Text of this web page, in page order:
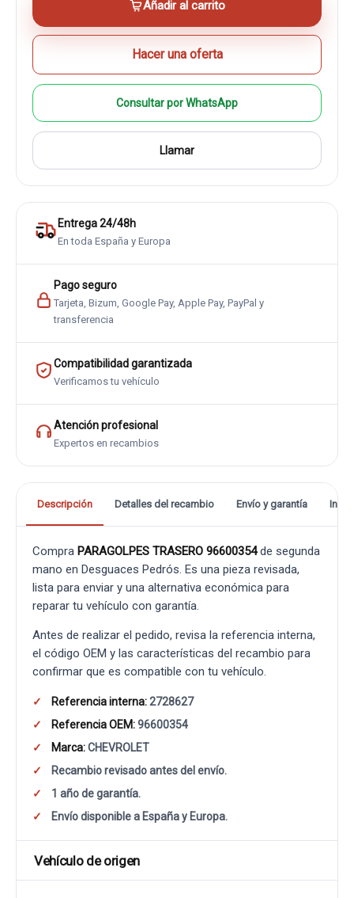
Añadir al carrito
Hacer una oferta
Consultar por WhatsApp
Llamar
Entrega 24/48h
En toda España y Europa
Pago seguro
Tarjeta, Bizum, Google Pay, Apple Pay, PayPal y
transferencia
Compatibilidad garantizada
Verificamos tu vehículo
Atención profesional
Expertos en recambios
Descripción Detalles del recambio Envío y garantía
Compra PARAGOLPES TRASERO 96600354de segunda
mano en Desguaces Pedrós. Es una pieza revisada,
lista para enviar y una alternativa económica para
reparar tu vehículo con garantía.
Antes de realizar el pedido, revisa la referencia interna,
el código OEM y las características del recambio para
confirmar que es compatible con tu vehículo.
Referencia interna:2728627
Referencia OEM:96600354
Marca:CHEVROLET
Recambio revisado antes del envío.
1 año de garantía.
Envío disponible a España y Europa.
Vehículo de origen